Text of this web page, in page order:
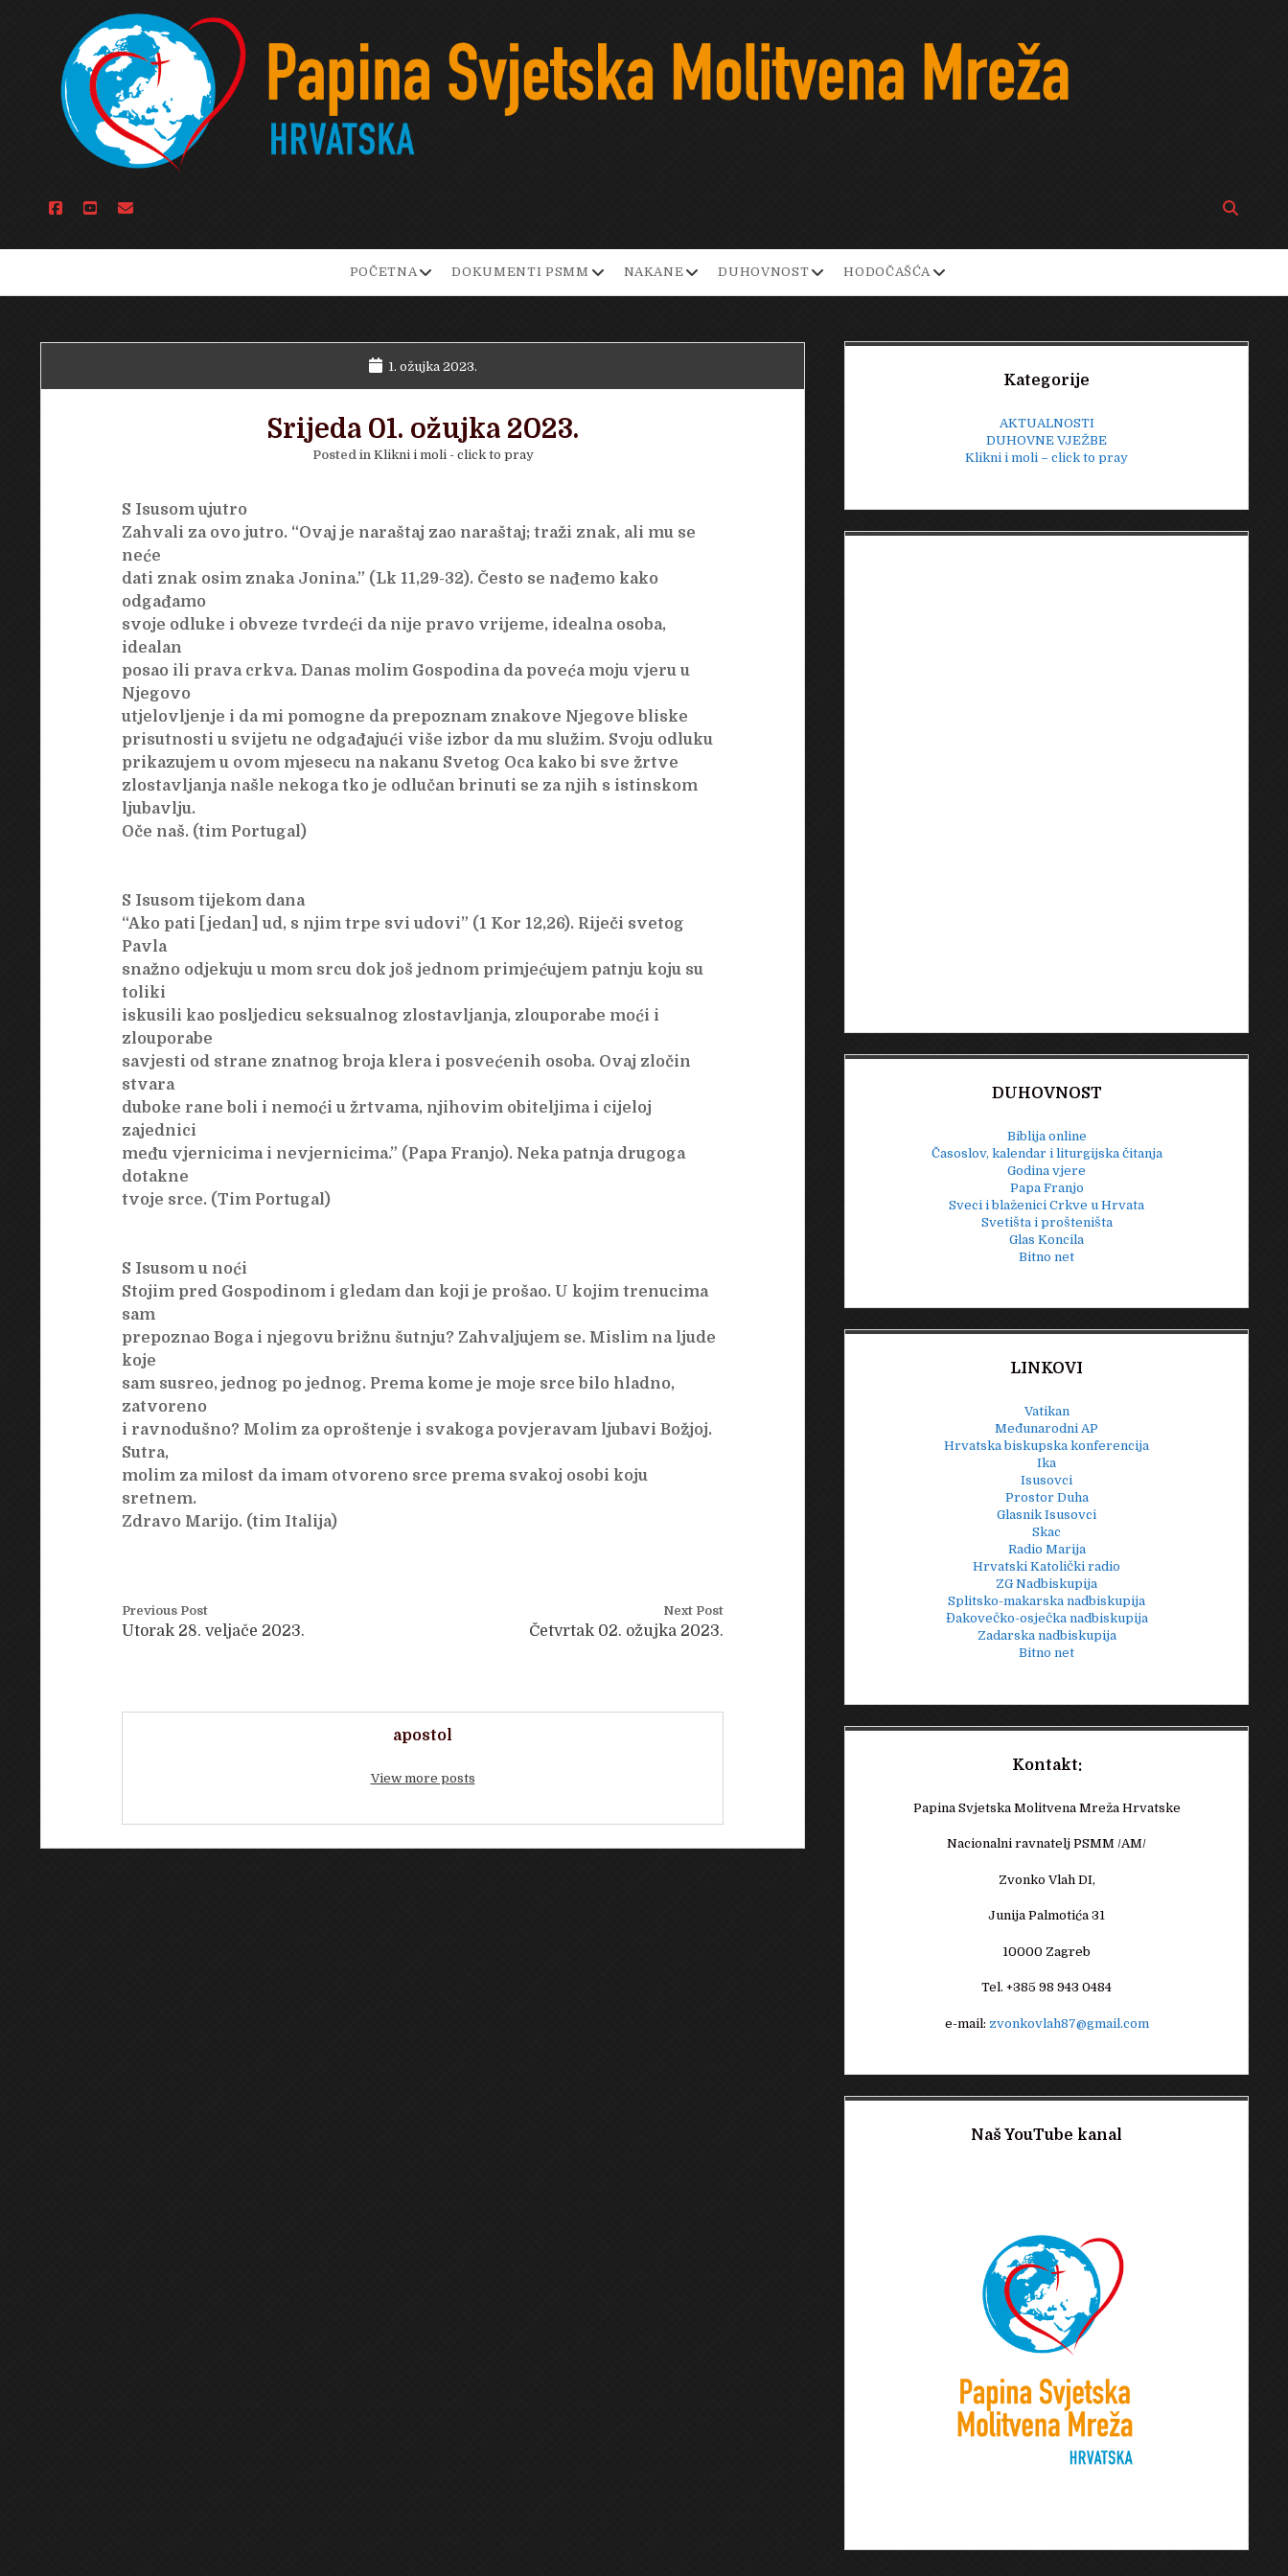
facebook
youtubeemail
Open
bar
POČETNAopen
menu
DOKUMENTI PSMM open
menu
NAKANE open
menu
DUHOVNOST open
menu
HODOČAŠĆA open
menu
1. ožujka 2023.
Srijeda 01. ožujka 2023.
Posted in Klikni i moli - click to pray
S Isusom ujutro
Zahvali za ovo jutro. “Ovaj je naraštaj zao naraštaj; traži znak, ali mu se
neće
dati znak osim znaka Jonina.” (Lk 11,29-32). Često se nađemo kako
odgađamo
svoje odluke i obveze tvrdeći da nije pravo vrijeme, idealna osoba,
idealan
posao ili prava crkva. Danas molim Gospodina da poveća moju vjeru u
Njegovo
utjelovljenje i da mi pomogne da prepoznam znakove Njegove bliske
prisutnosti u svijetu ne odgađajući više izbor da mu služim. Svoju odluku
prikazujem u ovom mjesecu na nakanu Svetog Oca kako bi sve žrtve
zlostavljanja našle nekoga tko je odlučan brinuti se za njih s istinskom
ljubavlju.
Oče naš. (tim Portugal)
S Isusom tijekom dana
“Ako pati [jedan] ud, s njim trpe svi udovi” (1 Kor 12,26). Riječi svetog
Pavla
snažno odjekuju u mom srcu dok još jednom primjećujem patnju koju su
toliki
iskusili kao posljedicu seksualnog zlostavljanja, zlouporabe moći i
zlouporabe
savjesti od strane znatnog broja klera i posvećenih osoba. Ovaj zločin
stvara
duboke rane boli i nemoći u žrtvama, njihovim obiteljima i cijeloj
zajednici
među vjernicima i nevjernicima.” (Papa Franjo). Neka patnja drugoga
dotakne
tvoje srce. (Tim Portugal)
S Isusom u noći
Stojim pred Gospodinom i gledam dan koji je prošao. U kojim trenucima
sam
prepoznao Boga i njegovu brižnu šutnju? Zahvaljujem se. Mislim na ljude
koje
sam susreo, jednog po jednog. Prema kome je moje srce bilo hladno,
zatvoreno
i ravnodušno? Molim za oproštenje i svakoga povjeravam ljubavi Božjoj.
Sutra,
molim za milost da imam otvoreno srce prema svakoj osobi koju
sretnem.
Zdravo Marijo. (tim Italija)
Previous Post
Utorak 28. veljače 2023.
Next Post
Četvrtak 02. ožujka 2023.
apostol
View more posts
Sidebar
Kategorije
AKTUALNOSTI
DUHOVNE VJEŽBE
Klikni i moli – click to pray
DUHOVNOST
Biblija online
Časoslov, kalendar i liturgijska čitanja
Godina vjere
Papa Franjo
Sveci i blaženici Crkve u Hrvata
Svetišta i prošteništa
Glas Koncila
Bitno net
LINKOVI
Vatikan
Međunarodni AP
Hrvatska biskupska konferencija
Ika
Isusovci
Prostor Duha
Glasnik Isusovci
Skac
Radio Marija
Hrvatski Katolički radio
ZG Nadbiskupija
Splitsko-makarska nadbiskupija
Đakovečko-osječka nadbiskupija
Zadarska nadbiskupija
Bitno net
Kontakt:
Papina Svjetska Molitvena Mreža Hrvatske
Nacionalni ravnatelj PSMM /AM/
Zvonko Vlah DI,
Junija Palmotića 31
10000 Zagreb
Tel. +385 98 943 0484
e-mail: zvonkovlah87@gmail.com
Naš YouTube kanal